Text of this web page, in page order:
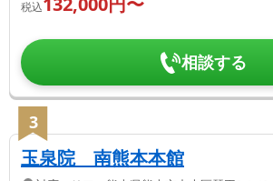
税込
相談する
3
玉泉院 南熊本本館